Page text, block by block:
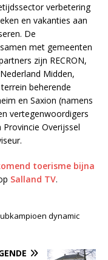
verbetering
en vakanties aan
De
met gemeenten
zijn RECRON,
Midden,
beherende
en Saxion (namens
vertegenwoordigers
Overijssel
toerisme bijna
Salland TV.
dynamic